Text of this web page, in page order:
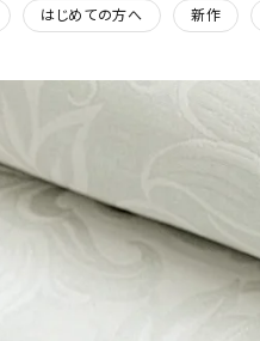
はじめての方へ 新作